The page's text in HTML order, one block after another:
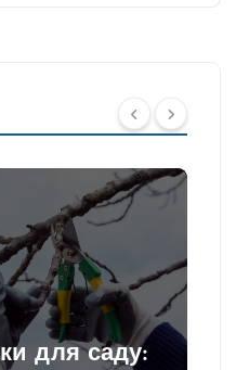
для саду: